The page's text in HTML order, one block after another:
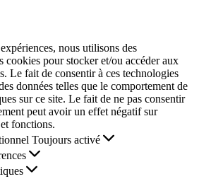
nous utilisons des
cookies pour stocker et/ou accéder aux
Le fait de consentir à ces technologies
données telles que le comportement de
sur ce site. Le fait de ne pas consentir
peut avoir un effet négatif sur
fonctions.
Toujours activé